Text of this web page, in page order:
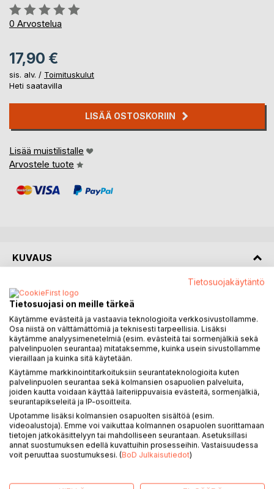
Arvostelu::
0%
0 Arvostelua
17,90 €
sis. alv. / Toimituskulut
Heti saatavilla
LISÄÄ OSTOSKORIIN
Lisää muistilistalle
Arvostele tuote
KUVAUS
Vapaat siniset virrat tankarunokokoelma käsittelee
runollisen ilmaisun kautta elämän erilaisia vaiheita aina
lapsuudesta vanhuuteen saakka. Teos käsittelee rakkautta,
surua, pettymyksiä, luopumista ja yksinäisyyttä, mutta myös
kuplivaa onnellisuutta, henkistä kasvua sekä elämän
monivivahteista kauneutta.
Tankarunot ovat japanilaislähtöisiä lyhyitä runoja, joiden
alkuperäinen tarkoitus on ollut toimia haikeina
rakkausviesteinä, joihin usein liittyy myös
luontoelementtejä. Tankarunojen rakenteeseen kuuluu
määrämuotoinen tavutusrakenne.
Tämän teoksen jokainen runo on kudelma niistä
kaikkia: rakkaus, menetys ja kasvu. Anna näiden säkeiden
Tietosuojakäytäntö
Tietosuojasi on meille tärkeä
Käytämme evästeitä ja vastaavia teknologioita verkkosivustollamme.
Osa niistä on välttämättömiä ja teknisesti tarpeellisia. Lisäksi
käytämme analyysimenetelmiä (esim. evästeitä tai sormenjälkiä sekä
palvelinpuolen seurantaa) mitataksemme, kuinka usein sivustollamme
vieraillaan ja kuinka sitä käytetään.
Käytämme markkinointitarkoituksiin seurantateknologioita kuten
palvelinpuolen seurantaa sekä kolmansien osapuolien palveluita,
joiden kautta voidaan käyttää laiteriippuvaisia evästeitä, sormenjälkiä,
seurantapikseleitä ja IP-osoitteita.
Upotamme lisäksi kolmansien osapuolten sisältöä (esim.
videoalustoja). Emme voi vaikuttaa kolmannen osapuolen suorittamaan
tietojen jatkokäsittelyyn tai mahdolliseen seurantaan. Asetuksillasi
annat suostumuksen edellä kuvattuihin prosesseihin. Vastaisuudessa
voit peruuttaa suostumuksesi. (BoD Julkaisutiedot)